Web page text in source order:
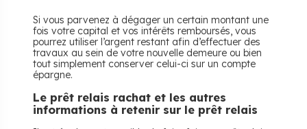
Si vous parvenez à dégager un certain montant une
fois votre capital et vos intérêts remboursés, vous
pourrez utiliser l’argent restant afin d’effectuer des
travaux au sein de votre nouvelle demeure ou bien
tout simplement conserver celui-ci sur un compte
épargne.
Le prêt relais rachat et les autres
informations à retenir sur le prêt relais